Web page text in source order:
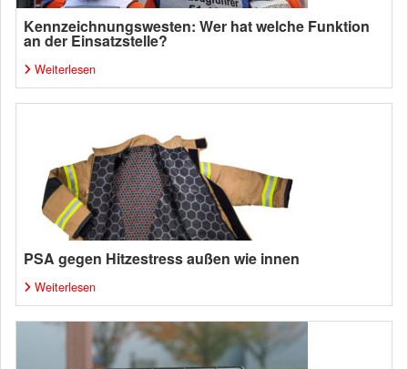
Kennzeichnungswesten: Wer hat welche Funktion
an der Einsatzstelle?
Weiterlesen
PSA gegen Hitzestress außen wie innen
Weiterlesen